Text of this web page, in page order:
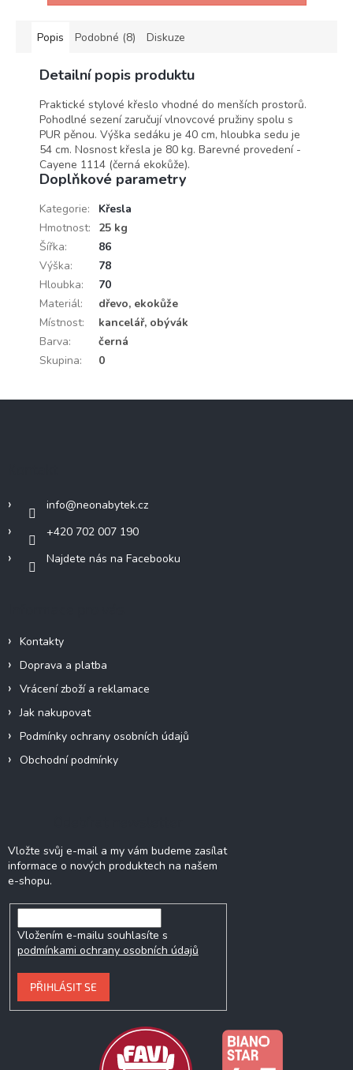
Popis Podobné (8) Diskuze
Detailní popis produktu
Praktické stylové křeslo vhodné do menších prostorů.
Pohodlné sezení zaručují vlnovcové pružiny spolu s
PUR pěnou. Výška sedáku je 40 cm, hloubka sedu je
54 cm. Nosnost křesla je 80 kg. Barevné provedení -
Cayene 1114 (černá ekokůže).
Doplňkové parametry
Kategorie:
Křesla
Hmotnost:
25 kg
Šířka:
86
Výška:
78
Hloubka:
70
Materiál:
dřevo, ekokůže
Místnost:
kancelář, obývák
Barva:
černá
Skupina: 0
info@neonabytek.cz
+420 702 007 190
Najdete nás na Facebooku
Kontakty
Doprava a platba
Vrácení zboží a reklamace
Jak nakupovat
Podmínky ochrany osobních údajů
Obchodní podmínky
Vložte svůj e-mail a my vám budeme zasílat
informace o nových produktech na našem
e-shopu.
Vložením e-mailu souhlasíte s
podmínkami ochrany osobních údajů
PŘIHLÁSIT SE